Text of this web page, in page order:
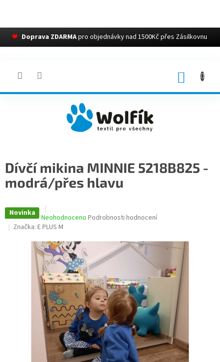
❤ Doprava ZDARMApro objednávky nad 1500Kč přes Zásilkovnu
Dívčí mikina MINNIE 5218B825 -
modrá/přes hlavu
Novinka
Průměrné
hodnocení
je
0,0
z
5
hvězdiček.
Neohodnoceno Podrobnosti hodnocení
Značka: E PLUS M